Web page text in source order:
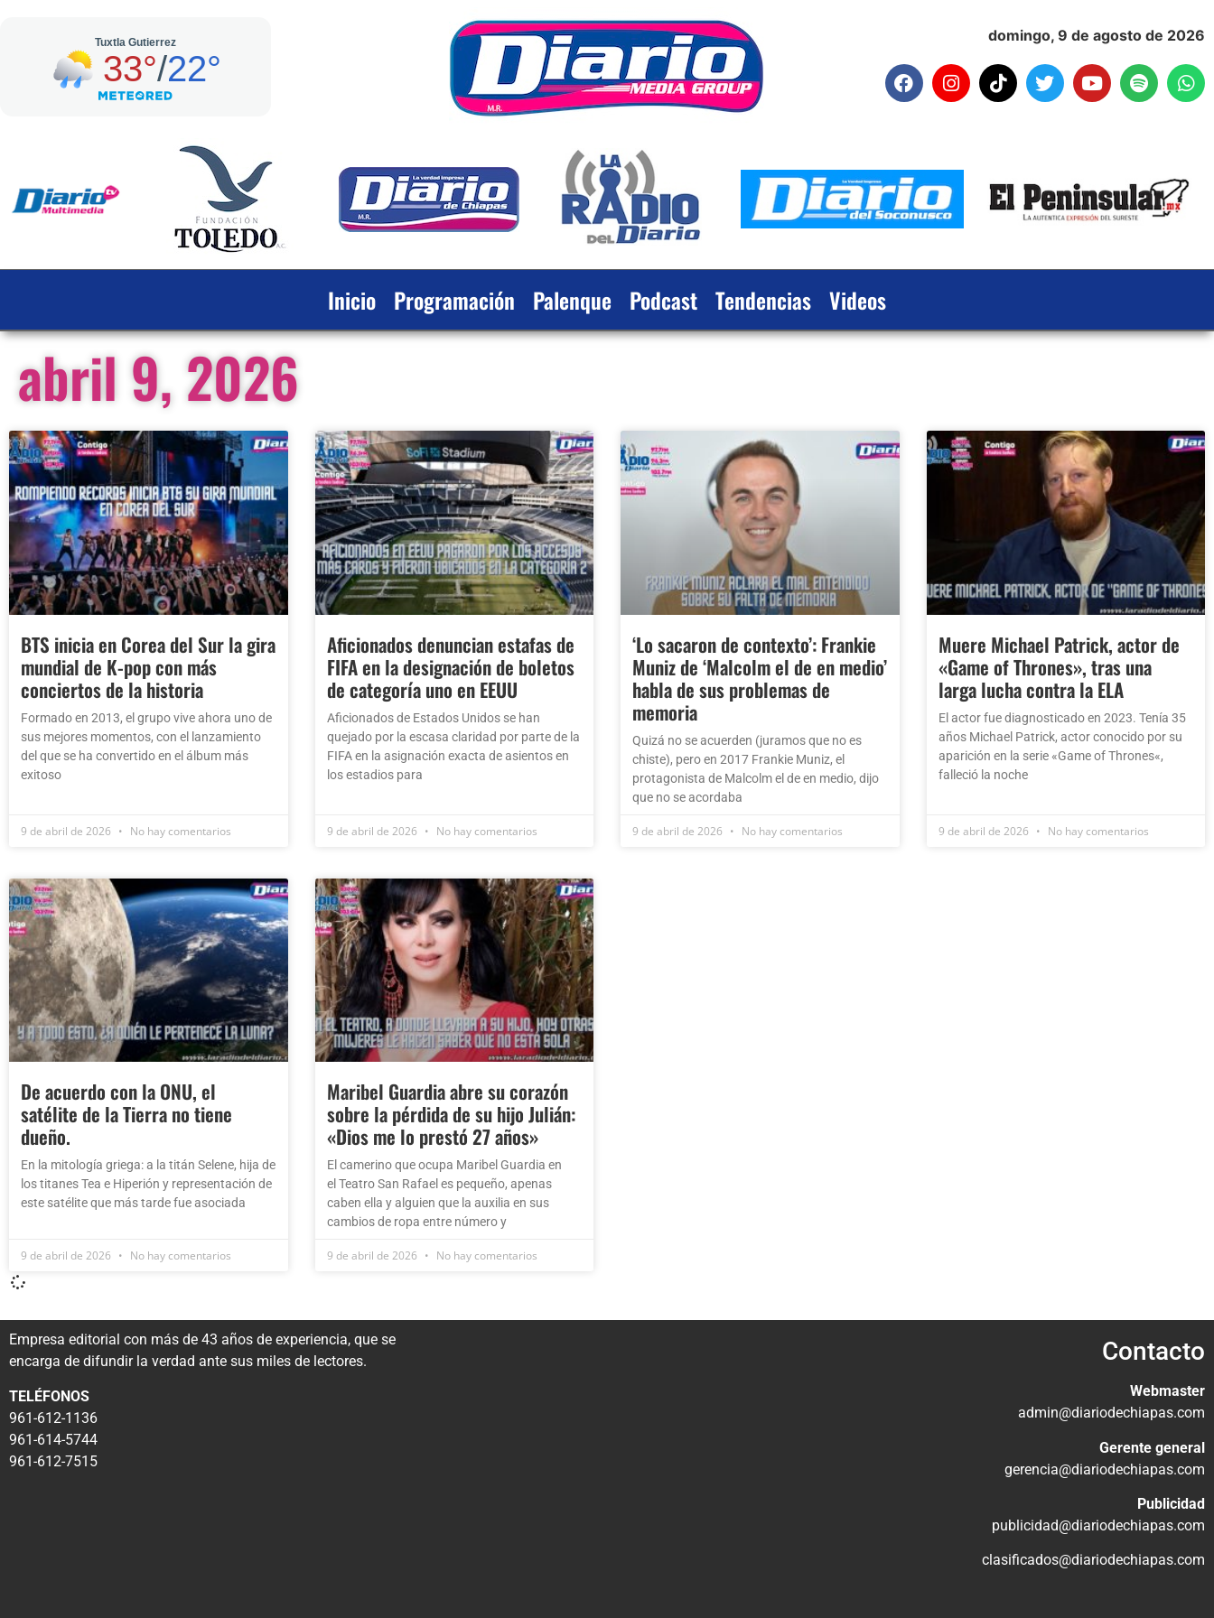
domingo, 9 de agosto de 2026
Inicio Programación Palenque Podcast Tendencias Videos
abril 9, 2026
BTS inicia en Corea del Sur la gira
mundial de K-pop con más
conciertos de la historia
Formado en 2013, el grupo vive ahora uno de
sus mejores momentos, con el lanzamiento
del que se ha convertido en el álbum más
exitoso
9 de abril de 2026 No hay comentarios
Aficionados denuncian estafas de
FIFA en la designación de boletos
de categoría uno en EEUU
Aficionados de Estados Unidos se han
quejado por la escasa claridad por parte de la
FIFA en la asignación exacta de asientos en
los estadios para
9 de abril de 2026 No hay comentarios
‘Lo sacaron de contexto’: Frankie
Muniz de ‘Malcolm el de en medio’
habla de sus problemas de
memoria
Quizá no se acuerden (juramos que no es
chiste), pero en 2017 Frankie Muniz, el
protagonista de Malcolm el de en medio, dijo
que no se acordaba
9 de abril de 2026 No hay comentarios
Muere Michael Patrick, actor de
«Game of Thrones», tras una
larga lucha contra la ELA
El actor fue diagnosticado en 2023. Tenía 35
años Michael Patrick, actor conocido por su
aparición en la serie «Game of Thrones«,
falleció la noche
9 de abril de 2026 No hay comentarios
De acuerdo con la ONU, el
satélite de la Tierra no tiene
dueño.
En la mitología griega: a la titán Selene, hija de
los titanes Tea e Hiperión y representación de
este satélite que más tarde fue asociada
9 de abril de 2026 No hay comentarios
Maribel Guardia abre su corazón
sobre la pérdida de su hijo Julián:
«Dios me lo prestó 27 años»
El camerino que ocupa Maribel Guardia en
el Teatro San Rafael es pequeño, apenas
caben ella y alguien que la auxilia en sus
cambios de ropa entre número y
9 de abril de 2026 No hay comentarios
Empresa editorial con más de 43 años de experiencia, que se
encarga de difundir la verdad ante sus miles de lectores.
TELÉFONOS
961-612-1136
961-614-5744
961-612-7515
Contacto
Webmaster
admin@diariodechiapas.com
Gerente general
gerencia@diariodechiapas.com
Publicidad
publicidad@diariodechiapas.com
clasificados@diariodechiapas.com